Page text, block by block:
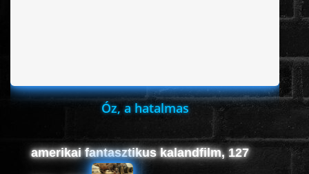
Óz, a hatalmas
amerikai fantasztikus kalandfilm, 127